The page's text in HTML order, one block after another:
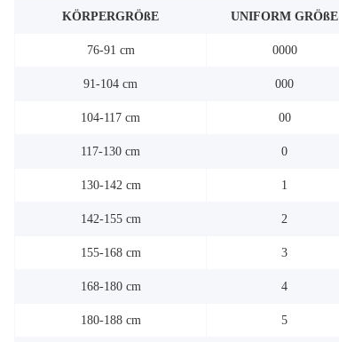
KÖRPERGRÖßE UNIFORM GRÖßE
76-91 cm 0000
91-104 cm 000
104-117 cm 00
117-130 cm 0
130-142 cm 1
142-155 cm 2
155-168 cm 3
168-180 cm 4
180-188 cm 5